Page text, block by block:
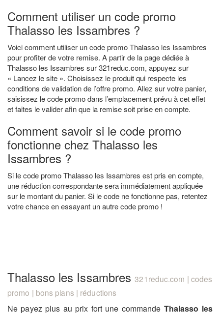
Comment utiliser un code promo
Thalasso les Issambres ?
Voici comment utiliser un code promo Thalasso les Issambres
pour profiter de votre remise. A partir de la page dédiée à
Thalasso les Issambres sur 321reduc.com, appuyez sur
« Lancez le site ». Choisissez le produit qui respecte les
conditions de validation de l’offre promo. Allez sur votre panier,
saisissez le code promo dans l’emplacement prévu à cet effet
et faites le valider afin que la remise soit prise en compte.
Comment savoir si le code promo
fonctionne chez Thalasso les
Issambres ?
Si le code promo Thalasso les Issambres est pris en compte,
une réduction correspondante sera immédiatement appliquée
sur le montant du panier. Si le code ne fonctionne pas, retentez
votre chance en essayant un autre code promo !
Thalasso les Issambres321reduc.com | codes
promo | bons plans | réductions
Ne payez plus au prix fort une commande Thalasso les